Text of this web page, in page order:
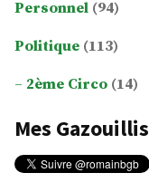
Personnel (94)
Politique (113)
2ème Circo (14)
Mes Gazouillis